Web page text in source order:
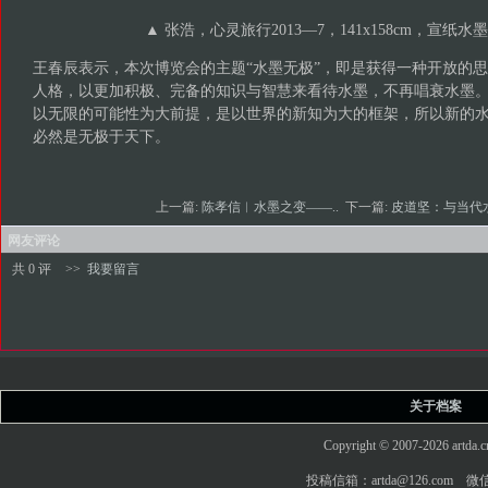
▲ 张浩，心灵旅行2013—7，141x158cm，宣纸水
王春辰表示，本次博览会的主题“水墨无极”，即是获得一种开放的
人格，以更加积极、完备的知识与智慧来看待水墨，不再唱衰水墨
以无限的可能性为大前提，是以世界的新知为大的框架，所以新的
必然是无极于天下。
上一篇: 陈孝信︱水墨之变——.. 下一篇: 皮道坚：与当代
网友评论
共 0 评
>> 我要留言
关于档案
Copyright © 2007-2026
投稿信箱：artda@126.com 微